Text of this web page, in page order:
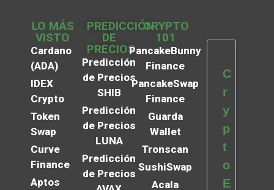
LO MÁS
VISTO
Cardano
(ADA)
IDEX
Crypto
Token
Swap
Curve
Finance
Aptos
PREDICCIÓN
DE
PRECIOS
Predicción
de Precios
SHIB
Predicción
de Precios
LUNA
Predicción
de Precios
CRYPTO
101
PancakeBunny
Finance
PancakeSwap
Finance
Guarda
Wallet
Tronscan
SushiSwap
Acala
C
r
y
p
t
o
E